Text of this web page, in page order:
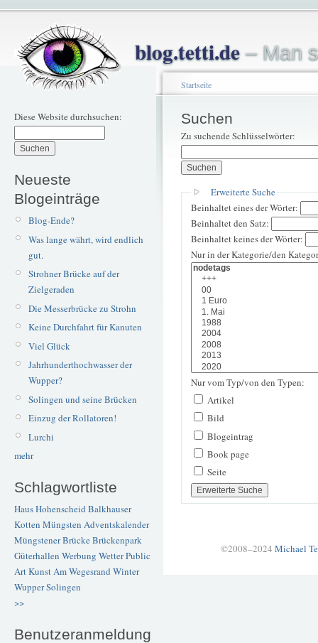
blog.tetti.de– Man
Diese Website durchsuchen:
Neueste
Blogeinträge
Blog-Ende?
Was lange währt, wird endlich
gut.
Strohner Brücke auf der
Zielgeraden
Die Messerbrücke zu Strohn
Keine Durchfahrt für Kanuten
Viel Glück
Jahrhunderthochwasser der
Wupper?
Solingen und seine Brücken
Einzug der Rollatoren!
Lurchi
mehr
Schlagwortliste
Haus Hohenscheid Balkhauser
Kotten Müngsten Adventskalender
Müngstener BrückeBrückenpark
Güterhallen Werbung WetterPublic
ArtKunstAm Wegesrand Winter
WupperSolingen
>>
Benutzeranmeldung
Startseite
Suchen
Zu suchende Schlüsselwörter:
Erweiterte Suche
Beinhaltet eines der Wörter:
Beinhaltet den Satz:
Beinhaltet keines der Wörter:
Nur in der Kategorie/den
Nur vom Typ/von den Typen:
Artikel
Bild
Blogeintrag
Book page
Seite
©2008–2024 Michael